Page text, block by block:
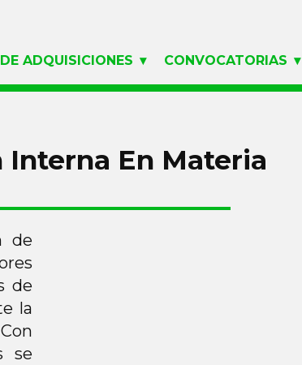
ADQUISICIONES CONVOCATORIAS
En Materia
de
de
la
se